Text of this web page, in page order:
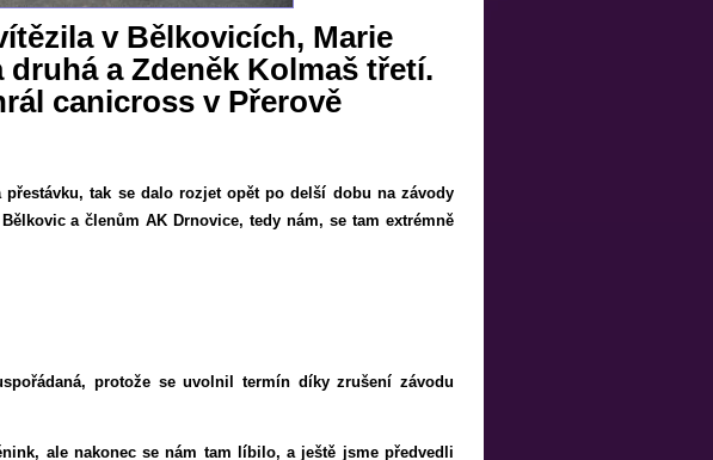
v Bělkovicích, Marie
a Zdeněk Kolmaš třetí.
canicross v Přerově
tak se dalo rozjet opět po delší dobu na závody
a členům AK Drnovice, tedy nám, se tam extrémně
protože se uvolnil termín díky zrušení závodu
ale nakonec se nám tam líbilo, a ještě jsme předvedli